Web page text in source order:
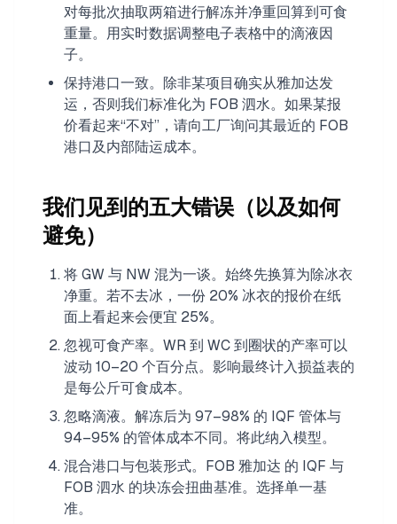
对每批次抽取两箱进行解冻并净重回算到可食
重量。用实时数据调整电子表格中的滴液因
子。
保持港口一致。除非某项目确实从雅加达发
运，否则我们标准化为 FOB 泗水。如果某报
价看起来“不对”，请向工厂询问其最近的 FOB
港口及内部陆运成本。
我们见到的五大错误（以及如何
避免）
将 GW 与 NW 混为一谈。始终先换算为除冰衣
净重。若不去冰，一份 20% 冰衣的报价在纸
面上看起来会便宜 25%。
忽视可食产率。WR 到 WC 到圈状的产率可以
波动 10–20 个百分点。影响最终计入损益表的
是每公斤可食成本。
忽略滴液。解冻后为 97–98% 的 IQF 管体与
94–95% 的管体成本不同。将此纳入模型。
混合港口与包装形式。FOB 雅加达 的 IQF 与
FOB 泗水 的块冻会扭曲基准。选择单一基
准。